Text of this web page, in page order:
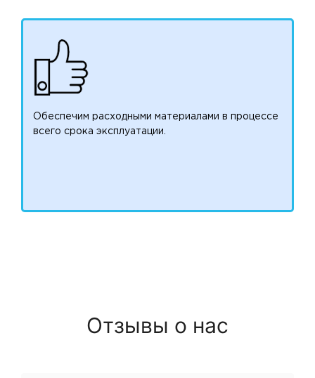
Обеспечим расходными материалами в процессе
всего срока эксплуатации.
Отзывы о нас